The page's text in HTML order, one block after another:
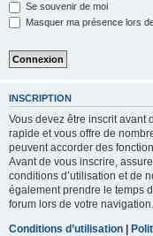
Se souvenir de moi
Masquer ma présence lors
INSCRIPTION
Vous devez être inscrit avant
rapide et vous offre de
peuvent accorder des
Avant de vous inscrire,
conditions d’utilisation et de
également prendre le temps
forum lors de votre navigation.
Conditions d’utilisation |